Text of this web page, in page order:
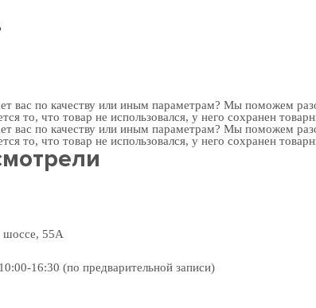
вас по качеству или иным параметрам? Мы поможем
то, что товар не использовался, у него сохранен
вас по качеству или иным параметрам? Мы поможем
то, что товар не использовался, у него сохранен
шоссе, 55А
16:30 (по предварительной записи)